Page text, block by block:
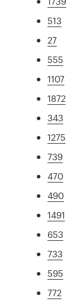
513
27
555
1107
1872
343
1275
739
470
490
1491
653
733
595
772